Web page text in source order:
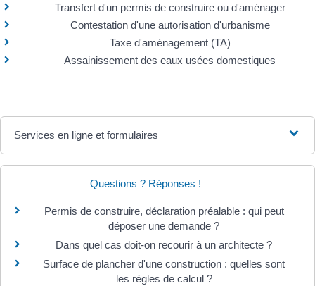
Transfert d'un permis de construire ou d'aménager
Contestation d'une autorisation d'urbanisme
Taxe d'aménagement (TA)
Assainissement des eaux usées domestiques
Services en ligne et formulaires
Questions ? Réponses !
Permis de construire, déclaration préalable : qui peut
déposer une demande ?
Dans quel cas doit-on recourir à un architecte ?
Surface de plancher d'une construction : quelles sont
les règles de calcul ?